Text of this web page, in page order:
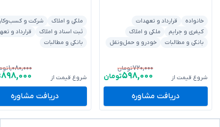
خانواده
قرارداد و تعهدات
کیفری و جرایم
ملکی و املاک
بانکی و مطالبات
خودرو و حمل‌ونقل
شروع قیمت از
۷۲۰,۰۰۰تومان
۵۹۸,۰۰۰تومان
دریافت مشاوره
ملکی و املاک
شرکت و
ثبت اسناد و املاک
قرارداد و
بانکی و مطالبات
شروع قیمت از
۱,۰۸۰,۰۰۰
۸۹۸,۰۰۰
دریافت مشاوره